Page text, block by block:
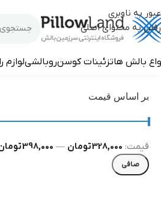
عبور به ناوبری
رفتن به محتوای اصلی
بالش هاتزئینات کوسنروبالشیمحافظ بالش
بر اساس قیمت
صافی
قيمت: 328,000 تومان — 398,000 تومان